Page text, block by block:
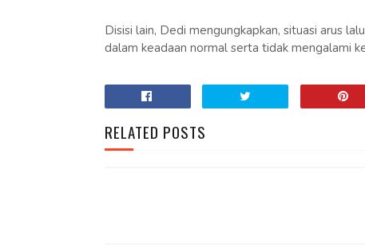
Disisi lain, Dedi mengungkapkan, situasi arus
dalam keadaan normal serta tidak mengalami
RELATED POSTS